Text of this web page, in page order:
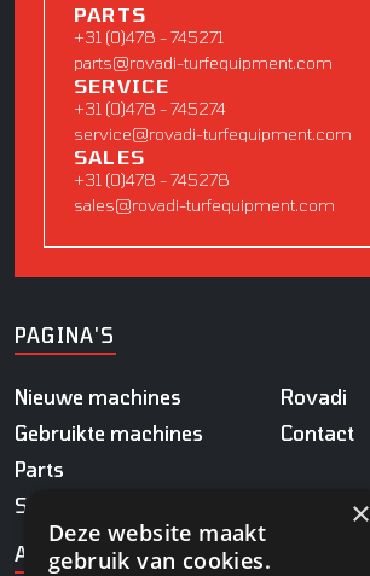
PARTS
+31 (0)478 - 745271
parts@rovadi-turfequipment.com
SERVICE
+31 (0)478 - 745274
service@rovadi-turfequipment.com
SALES
+31 (0)478 - 745278
sales@rovadi-turfequipment.com
PAGINA'S
Nieuwe machines
Gebruikte machines
Parts
Service
Rovadi
Contact
ADRES
×
Deze website maakt
gebruik van cookies.